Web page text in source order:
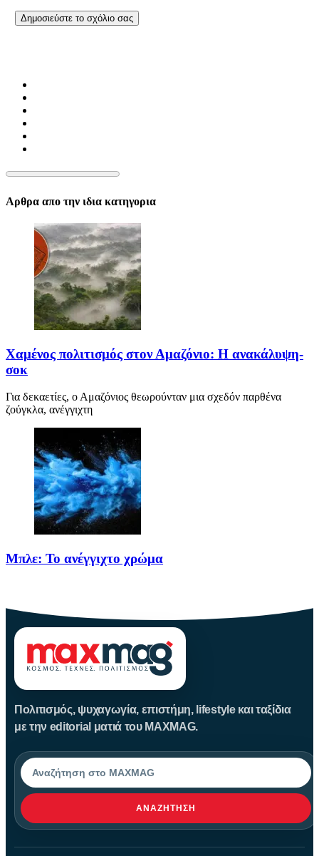
Αρθρα απο την ιδια κατηγορια
Χαμένος πολιτισμός στον Αμαζόνιο: Η ανακάλυψη-
σοκ
Για δεκαετίες, ο Αμαζόνιος θεωρούνταν μια σχεδόν παρθένα
ζούγκλα, ανέγγιχτη
Μπλε: Το ανέγγιχτο χρώμα
Πολιτισμός, ψυχαγωγία, επιστήμη, lifestyle και ταξίδια
με την editorial ματιά του MAXMAG.
Αναζήτηση
ΑΝΑΖΉΤΗΣΗ